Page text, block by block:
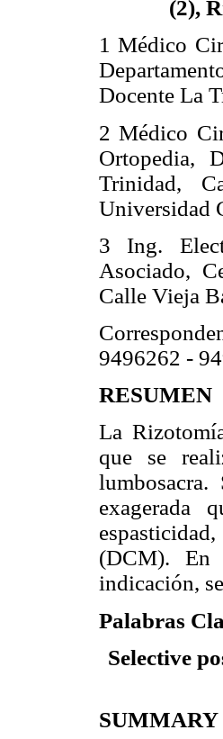
(2),
1 Médico
Docente La
2 Médico
Ortopedia,
Trinidad,
Universidad
3 Ing.
Asociado,
Calle Vieja
9496262 -
RESUMEN
La
que se
exagerada
(DCM). En
indicación,
Palabras
Selective
SUMMARY